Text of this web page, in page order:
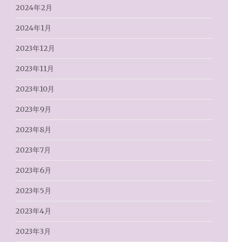
2024年2月
2024年1月
2023年12月
2023年11月
2023年10月
2023年9月
2023年8月
2023年7月
2023年6月
2023年5月
2023年4月
2023年3月